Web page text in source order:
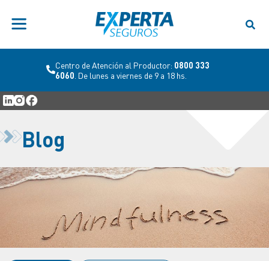
Centro de Atención al Productor: 0800 333
6060 . De lunes a viernes de 9 a 18 hs.
Blog